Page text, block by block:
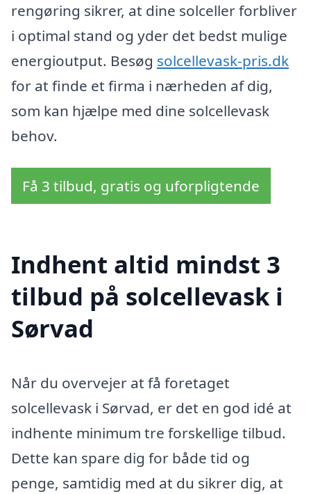
rengøring sikrer, at dine solceller forbliver
i optimal stand og yder det bedst mulige
energioutput. Besøg solcellevask-pris.dk
for at finde et firma i nærheden af dig,
som kan hjælpe med dine solcellevask
behov.
Få 3 tilbud, gratis og uforpligtende
Indhent altid mindst 3
tilbud på solcellevask i
Sørvad
Når du overvejer at få foretaget
solcellevask i Sørvad, er det en god idé at
indhente minimum tre forskellige tilbud.
Dette kan spare dig for både tid og
penge, samtidig med at du sikrer dig, at